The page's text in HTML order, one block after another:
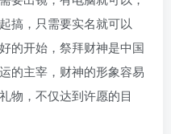
搞，只需要实名就可以
的开始，祭拜财神是中国
的主宰，财神的形象容易
物，不仅达到许愿的目